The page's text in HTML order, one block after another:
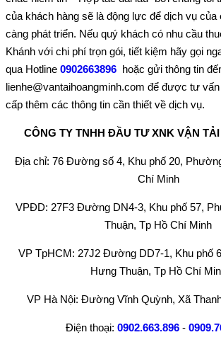
của khách hàng sẽ là động lực để dịch vụ của
càng phát triển. Nếu quý khách có nhu cầu
Khánh với chi phí trọn gói, tiết kiệm hãy gọi
qua Hotline 0902663896 hoặc gửi thông tin
lienhe@vantaihoangminh.com để được tư
cấp thêm các thông tin cần thiết về dịch vụ.
CÔNG TY TNHH ĐẦU TƯ XNK VẬN
Địa chỉ: 76 Đường số 4, Khu phố 20,
Chí Minh
VPĐD: 27F3 Đường DN4-3, Khu phố 57,
Thuận, Tp Hồ Chí Minh
VP TpHCM: 27J2 Đường DD7-1, Khu phố
Hưng Thuận, Tp Hồ Chí
VP Hà Nội: Đường Vĩnh Quỳnh, Xã
Điện thoại: 0902.663.896 -